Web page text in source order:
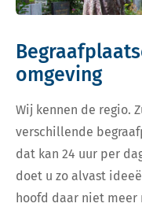
omgeving
Wij kennen de regio.
verschillende
dat kan 24 uur per
doet u zo alvast
hoofd daar niet